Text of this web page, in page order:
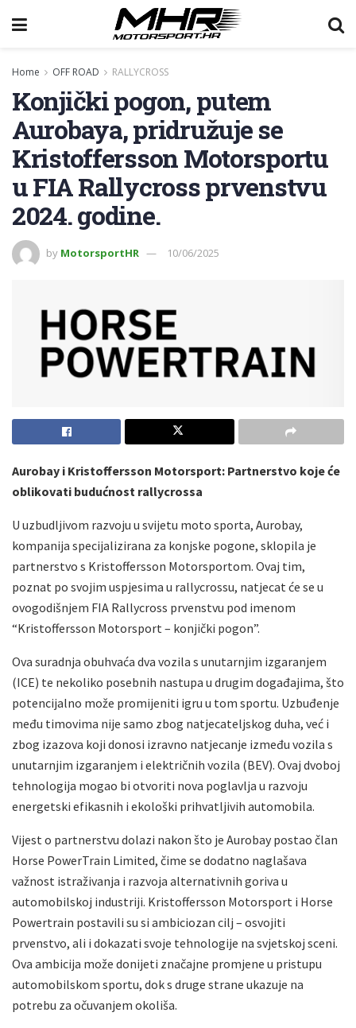
Home OFF ROAD RALLYCROSS
Konjički pogon, putem
Aurobaya, pridružuje se
Kristoffersson Motorsportu
u FIA Rallycross prvenstvu
2024. godine.
by MotorsportHR 10/06/2025
Aurobay i Kristoffersson Motorsport: Partnerstvo koje će
oblikovati budućnost rallycrossa
U uzbudljivom razvoju u svijetu moto sporta, Aurobay,
kompanija specijalizirana za konjske pogone, sklopila je
partnerstvo s Kristoffersson Motorsportom. Ovaj tim,
poznat po svojim uspjesima u rallycrossu, natjecat će se u
ovogodišnjem FIA Rallycross prvenstvu pod imenom
“Kristoffersson Motorsport – konjički pogon”.
Ova suradnja obuhvaća dva vozila s unutarnjim izgaranjem
(ICE) te nekoliko posebnih nastupa u drugim događajima, što
potencijalno može promijeniti igru u tom sportu. Uzbuđenje
među timovima nije samo zbog natjecateljskog duha, već i
zbog izazova koji donosi izravno natjecanje između vozila s
unutarnjim izgaranjem i električnih vozila (BEV). Ovaj dvoboj
tehnologija mogao bi otvoriti nova poglavlja u razvoju
energetski efikasnih i ekološki prihvatljivih automobila.
Vijest o partnerstvu dolazi nakon što je Aurobay postao član
Horse PowerTrain Limited, čime se dodatno naglašava
važnost istraživanja i razvoja alternativnih goriva u
automobilskoj industriji. Kristoffersson Motorsport i Horse
Powertrain postavili su si ambiciozan cilj – osvojiti
prvenstvo, ali i dokazati svoje tehnologije na svjetskoj sceni.
Ova ambicija može donijeti značajne promjene u pristupu
automobilskom sportu, dok s druge strane ukazuje na
potrebu za očuvanjem okoliša.